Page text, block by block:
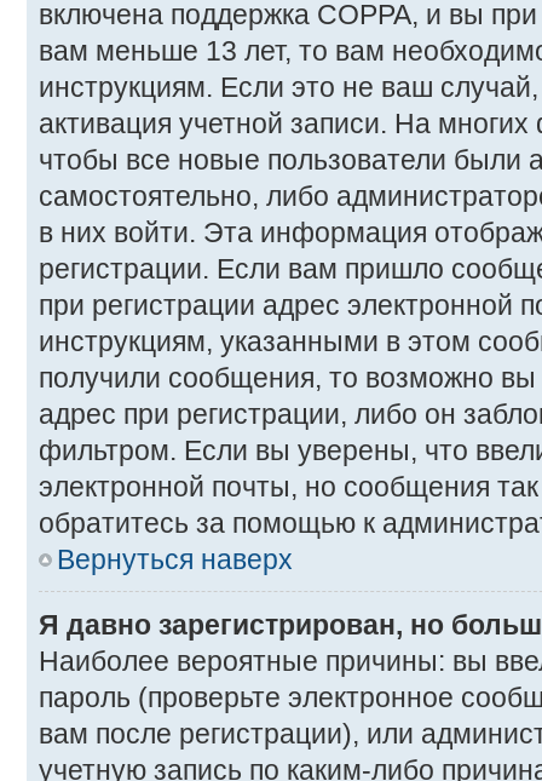
включена поддержка COPPA, и вы при
вам меньше 13 лет, то вам
инструкциям. Если это не ваш случай,
активация учетной записи. На
чтобы все новые пользователи были
самостоятельно, либо
в них войти. Эта информация
регистрации. Если вам пришло
при регистрации адрес электронной
инструкциям, указанными в этом
получили сообщения, то возможно
адрес при регистрации, либо он
фильтром. Если вы уверены, что
электронной почты, но сообщения
обратитесь за помощью к
Вернуться наверх
Я давно зарегистрирован, но
Наиболее вероятные причины: вы
пароль (проверьте электронное
вам после регистрации), или
учетную запись по каким-либо